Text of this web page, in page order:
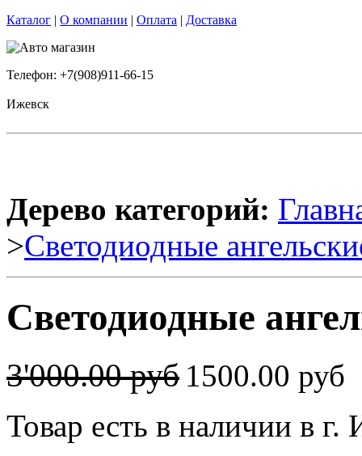
Каталог | О компании | Оплата | Доставка
Телефон: +7(908)911-66-15
Ижевск
Дерево категорий:
>Светодиодные
Светодиодные
3'000.00 руб 1500.00 руб
Товар есть в наличии в г.